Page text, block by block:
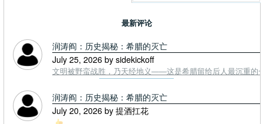
最新评论
润涛阎：历史揭秘：希腊的灭亡
July 25, 2026 by sidekickoff
文明被野蛮战胜，乃天经地义——这是希腊留给后人最沉重的
润涛阎：历史揭秘：希腊的灭亡
July 20, 2026 by 提酒扛花